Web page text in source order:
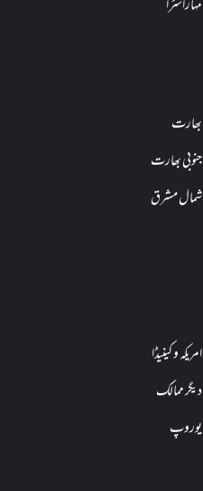
بھارت
جنوبی بھارت
شمال مشرق
امریکہ و کینیڈا
دیگر ممالک
یوروپ